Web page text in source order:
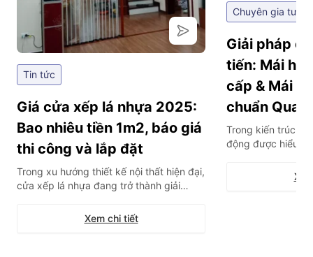
Tin tức
Giá cửa xếp lá nhựa 2025:
Bao nhiêu tiền 1m2, báo giá
thi công và lắp đặt
Trong xu hướng thiết kế nội thất hiện đại,
cửa xếp lá nhựa đang trở thành giải
không gian mở, nhà vệ sinh hay phòng
tắm nhờ khả năng tối ưu diện tích tuyệt
Xem chi tiết
Chuyên gia tư
Giải pháp
tiến: Mái
cấp & Mái
chuẩn
Trong kiến trúc
động được hiểu là
bộ cảm biến, cho
mở hoàn toàn từ